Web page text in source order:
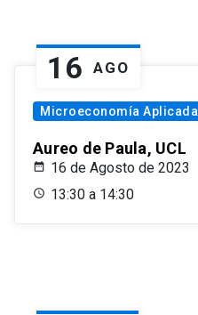
16 AGO
Microeconomía Aplicada
Aureo de Paula, UCL
16 de Agosto de 2023
13:30 a 14:30